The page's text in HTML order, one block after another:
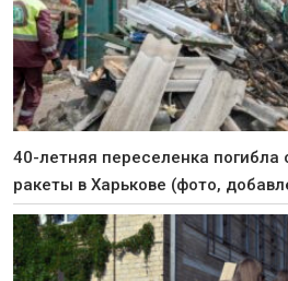
40-летняя переселенка погибла
ракеты в Харькове (фото,